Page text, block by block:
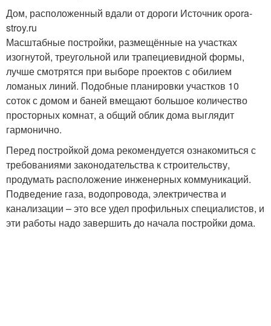
Дом, расположенный вдали от дороги Источник opora-
stroy.ru
Масштабные постройки, размещённые на участках
изогнутой, треугольной или трапециевидной формы,
лучше смотрятся при выборе проектов с обилием
ломаных линий. Подобные планировки участков 10
соток с домом и баней вмещают большое количество
просторных комнат, а общий облик дома выглядит
гармонично.
Перед постройкой дома рекомендуется ознакомиться с
требованиями законодательства к строительству,
продумать расположение инженерных коммуникаций.
Подведение газа, водопровода, электричества и
канализации – это все удел профильных специалистов, и
эти работы надо завершить до начала постройки дома.